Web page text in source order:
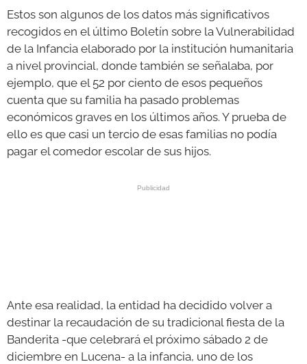
Estos son algunos de los datos más significativos
recogidos en el último Boletín sobre la Vulnerabilidad
de la Infancia elaborado por la institución humanitaria
a nivel provincial, donde también se señalaba, por
ejemplo, que el 52 por ciento de esos pequeños
cuenta que su familia ha pasado problemas
económicos graves en los últimos años. Y prueba de
ello es que casi un tercio de esas familias no podía
pagar el comedor escolar de sus hijos.
Ante esa realidad, la entidad ha decidido volver a
destinar la recaudación de su tradicional fiesta de la
Banderita -que celebrará el próximo sábado 2 de
diciembre en Lucena- a la infancia, uno de los